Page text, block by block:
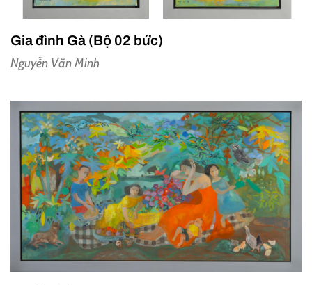
Gia đình Gà (Bộ 02 bức)
Nguyễn Văn Minh